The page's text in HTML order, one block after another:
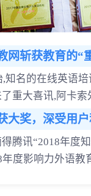
网斩获教育的“
,知名的在线英语
重大喜讯,阿卡索
大奖，深受用
腾讯“2018年度
年度影响力外语教